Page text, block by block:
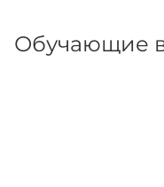
Обучающие